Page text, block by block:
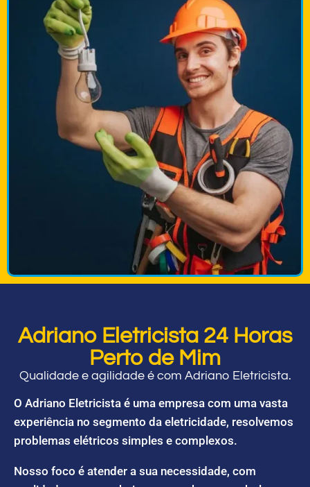
Adriano Eletricista 24 Horas
Perto de Mim
Qualidade e agilidade é com Adriano Eletricista.
O Adriano Eletricista é uma empresa com uma vasta
experiência no segmento da eletricidade, resolvemos
problemas elétricos simples e complexos.
Nosso foco é atender a sua necessidade, com